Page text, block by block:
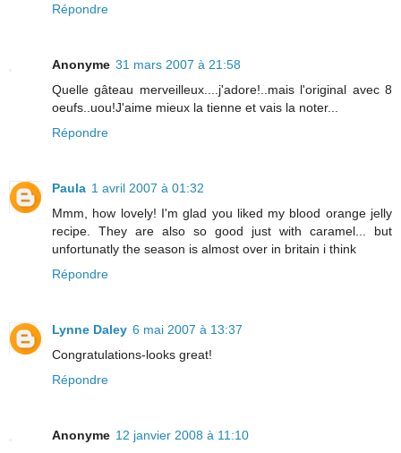
Répondre
Anonyme 31 mars 2007 à 21:58
Quelle gâteau merveilleux....j'adore!..mais l'original avec 8
oeufs..uou!J'aime mieux la tienne et vais la noter...
Répondre
Paula 1 avril 2007 à 01:32
Mmm, how lovely! I'm glad you liked my blood orange jelly
recipe. They are also so good just with caramel... but
unfortunatly the season is almost over in britain i think
Répondre
Lynne Daley 6 mai 2007 à 13:37
Congratulations-looks great!
Répondre
Anonyme 12 janvier 2008 à 11:10